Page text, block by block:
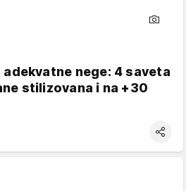
nege: 4 saveta
stilizovana i na +30